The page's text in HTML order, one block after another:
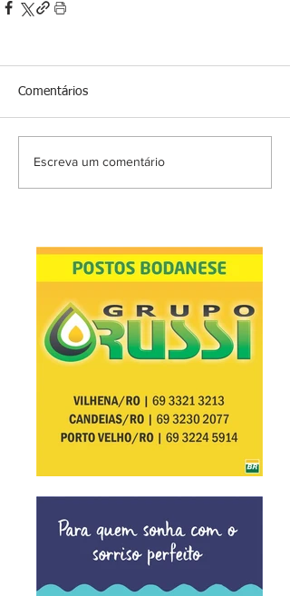
Comentários
Escreva um comentário